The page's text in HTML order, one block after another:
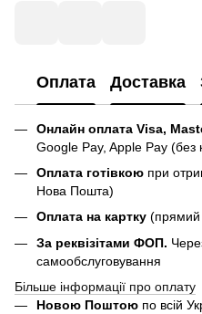
Оплата Доставка
Онлайн оплата Visa,
Google Pay, Apple Pay (без
Оплата готівкою при
Нова Пошта)
Оплата на картку (прямий
За реквізітами ФОП.
самообслуговування
Більше інформації про оплату
Новою Поштою по всій